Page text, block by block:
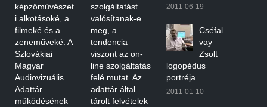
képzőművészet
i alkotásoké, a
filmeké és a
zeneműveké. A
Szlovákiai
Magyar
Audiovizuális
Adattár
működésének
szolgáltatást
valósítanak-e
meg, a
tendencia
viszont az on-
line szolgáltatás
felé mutat. Az
adattár által
tárolt felvételek
2011-06-19
Cséfal
vay
Zsolt
logopédus
portréja
2011-01-10